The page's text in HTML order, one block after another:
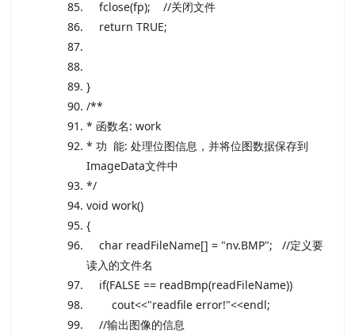
fclose(fp);//关闭文件
return TRUE;
}
/**
* 函数名: work
* 功 能: 处理位图信息，并将位图数据保存到
ImageData文件中
*/
void work()
{
char readFileName[] = "nv.BMP";//定义要
读入的文件名
if(FALSE == readBmp(readFileName))
cout<<"readfile error!"<<endl;
//输出图像的信息